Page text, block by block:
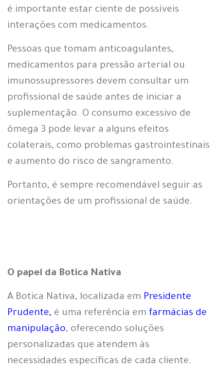
é importante estar ciente de possíveis
interações com medicamentos.
Pessoas que tomam anticoagulantes,
medicamentos para pressão arterial ou
imunossupressores devem consultar um
profissional de saúde antes de iniciar a
suplementação. O consumo excessivo de
ômega 3 pode levar a alguns efeitos
colaterais, como problemas gastrointestinais
e aumento do risco de sangramento.
Portanto, é sempre recomendável seguir as
orientações de um profissional de saúde.
O papel da Botica Nativa
A Botica Nativa, localizada em Presidente
Prudente, é uma referência em farmácias de
manipulação, oferecendo soluções
personalizadas que atendem às
necessidades específicas de cada cliente.